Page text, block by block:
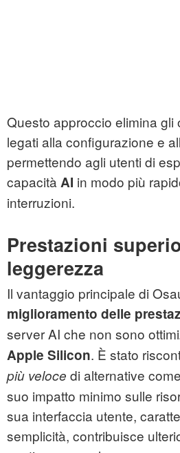
Questo approccio elimina gli
legati alla configurazione e
permettendo agli utenti di
capacità AI in modo più
interruzioni.
Prestazioni
leggerezza
Il vantaggio principale di
miglioramento delle
server AI che non sono
Apple Silicon. È stato
più veloce di alternative
suo impatto minimo sulle
sua interfaccia utente,
semplicità, contribuisce